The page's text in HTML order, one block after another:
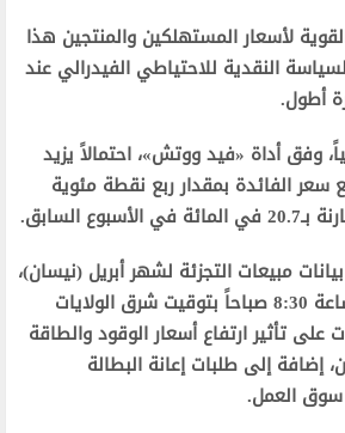
لأسعار المستهلكين والمنتجين هذا
النقدية للاحتياطي الفيدرالي عند
أطول.
وفق أداة «فيد ووتش»، احتمالاً يزيد
لرفع سعر الفائدة بمقدار ربع نقطة مئوية
السابق.
مبيعات التجزئة لشهر أبريل (نيسان)،
المقرر صدورها عند الساعة 8:30 صباحاً بتوقيت شرق الولايات
على تأثير ارتفاع أسعار الوقود والطاقة
إضافة إلى طلبات إعانة البطالة
سوق العمل.